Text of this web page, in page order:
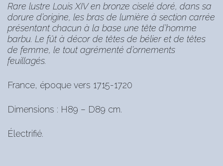
Rare lustre Louis XIV en bronze ciselé doré, dans sa
dorure d’origine, les bras de lumière à section carrée
présentant chacun à la base une tête d’homme
barbu. Le fût à décor de têtes de bélier et de têtes
de femme, le tout agrémenté d’ornements
feuillagés.
France, époque vers 1715-1720
Dimensions : H89 – D89 cm.
Électrifié.